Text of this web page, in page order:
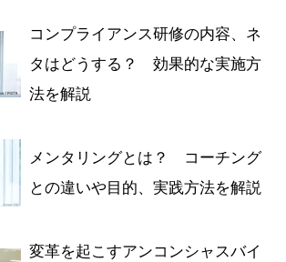
コンプライアンス研修の内容、ネ
タはどうする？ 効果的な実施方
法を解説
メンタリングとは？ コーチング
との違いや目的、実践方法を解説
変革を起こすアンコンシャスバイ